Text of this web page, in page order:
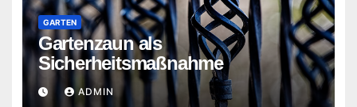
GARTEN
Gartenzaun als
Sicherheitsmaßnahme
ADMIN